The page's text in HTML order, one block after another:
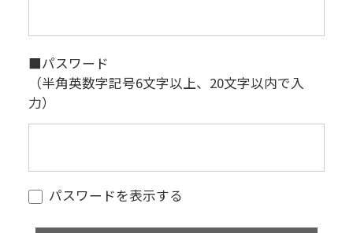
■パスワード
（半角英数字記号6文字以上、20文字以内で入
力）
パスワードを表示する